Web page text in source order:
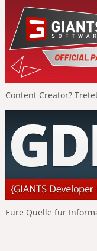
Content Creator?
Eure Quelle für